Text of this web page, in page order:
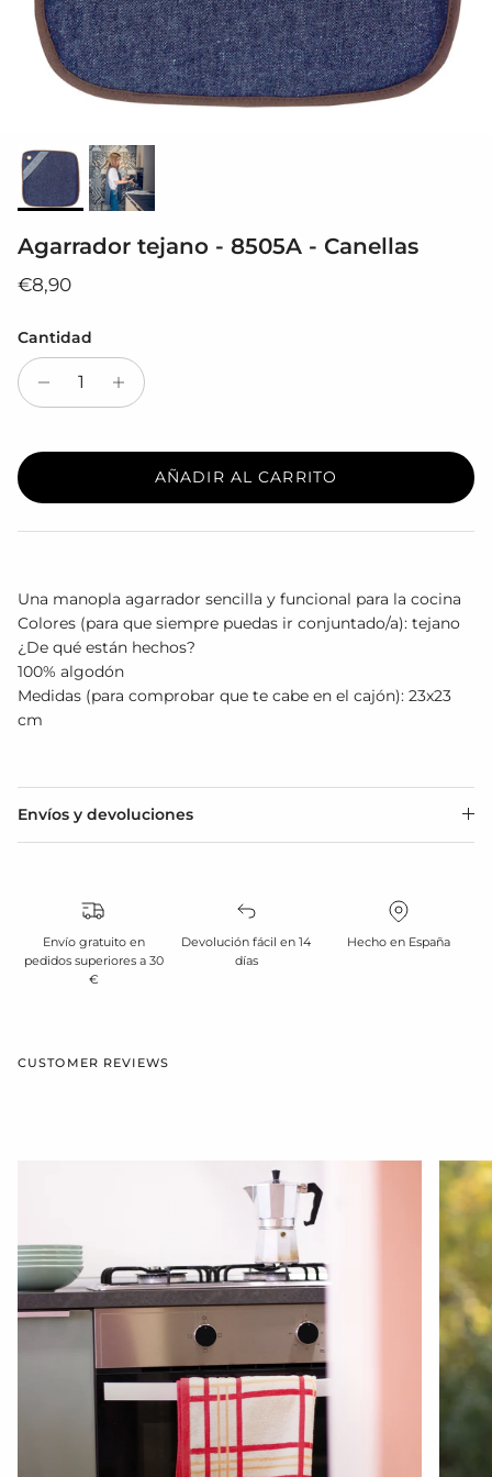
Agarrador tejano - 8505A - Canellas
Precio normal
€8,90
Cantidad
AÑADIR AL CARRITO
Una manopla agarrador sencilla y funcional para la cocina
Colores (para que siempre puedas ir conjuntado/a): tejano
¿De qué están hechos?
100% algodón
Medidas (para comprobar que te cabe en el cajón): 23x23
cm
Envíos y devoluciones
Envío gratuito en
pedidos superiores a 30
€
Devolución fácil en 14
días
Hecho en España
CUSTOMER REVIEWS